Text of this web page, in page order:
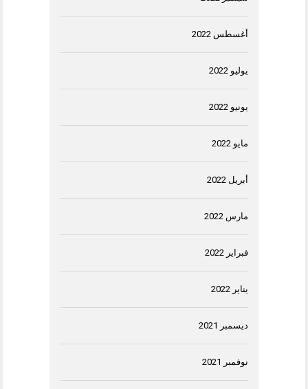
أغسطس 2022
يوليو 2022
يونيو 2022
مايو 2022
أبريل 2022
مارس 2022
فبراير 2022
يناير 2022
ديسمبر 2021
نوفمبر 2021